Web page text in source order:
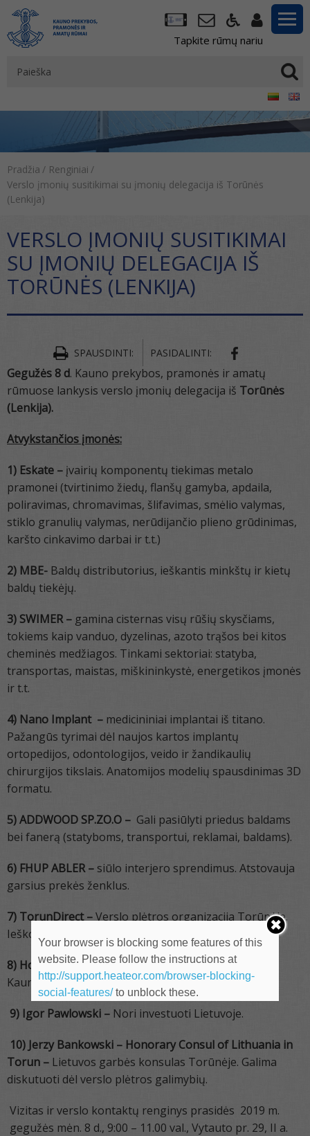
Tapkite rūmų nariu
Pradžia / Renginiai /
Verslo įmonių susitikimai su įmonių delegacija iš Torūnės
(Lenkija)
VERSLO ĮMONIŲ SUSITIKIMAI
SU ĮMONIŲ DELEGACIJA IŠ
TORŪNĖS (LENKIJA)
SPAUSDINTI: PASIDALINTI:
Gegužės 8 d. Kauno prekybos, pramonės ir amatų
rūmuose lankysis verslo įmonių delegacija iš Torūnės
(Lenkija).
Atvykstančios įmonės:
1) Eskate – įvairių komponentų tiekimas metalo
pramonei (tvirtinimo žiedų, flanšų gamyba, apdaila,
poliravimas, chromavimas, šlifavimas, smėlio valymas,
stiklo granulių valymas, nerūdijančio plieno grūdinimas,
karšto cinkavimo darbai ir t.t.)
2) MBE- Baldų distributorius, ieškantis minkštų ir kietų
baldų tiekėjų.
3) SWIMER – gamina cisternas visų rūšių skysčiams,
tokiems kaip vanduo, dyzelinas, azoto trąšos bei kitos
cheminės medžiagos. Tinkami sektoriai: statyba,
transportas, maistas, miškininkystė, energetikos įmonės
ir t.t.
4) Nano Implant – medicininiai implantai iš titano.
Pažangūs tyrimai dėl naujos kartos implantų
ortopedijos, odontologijos, veido ir žandikaulių
chirurgijos tikslais. Anatomijos modelių spausdinimas 3D
formatu.
5) ADDWOOD SP.ZO.O – Gali pasiūlyti priedus baldams
bei fanerą (statyboms, transportui, reklamai, baldams).
6) FHUP ABLER – siūlo interjero sprendimus. Atstovauja
garsius prekės ženklus.
7) TorunDirect –Verslo plėtros organizacija Torūnėje.
Ieško investuotojų.
8) Hockey Club Torun –Nori užmegzti kontaktą su
Kauno ledo ritulio komanda.
9) Igor Pawlowski – Nori investuoti Lietuvoje.
10) Jerzy Bankowski – Honorary Consul of Lithuania in
Torun – Lietuvos garbės konsulas Torūnėje. Galima
diskutuoti dėl verslo plėtros galimybių.
Vizitas ir verslo kontaktų renginys prasidės 2019 m.
gegužės mėn. 8 d., 9:00 – 11.00 val., Vytauto pr. 29, II a.
Your browser is blocking some features of this
website. Please follow the instructions at
http://support.heateor.com/browser-blocking-
social-features/to unblock these.